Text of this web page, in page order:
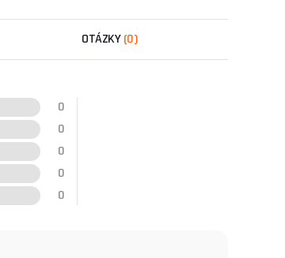
OTÁZKY (0)
0
0
0
0
0